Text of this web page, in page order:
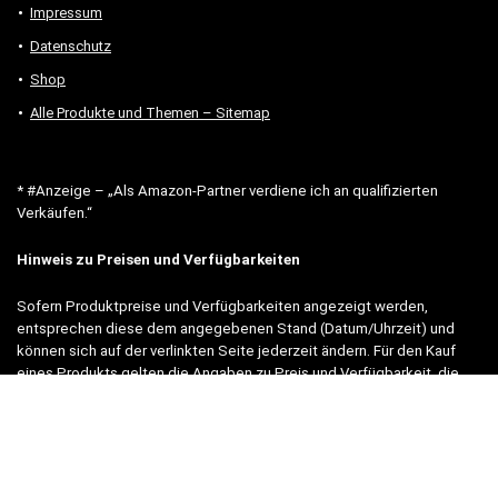
Impressum
Datenschutz
Shop
Alle Produkte und Themen – Sitemap
* #Anzeige – „Als Amazon-Partner verdiene ich an qualifizierten
Verkäufen.“
Hinweis zu Preisen und Verfügbarkeiten
Sofern Produktpreise und Verfügbarkeiten angezeigt werden,
entsprechen diese dem angegebenen Stand (Datum/Uhrzeit) und
können sich auf der verlinkten Seite jederzeit ändern. Für den Kauf
eines Produkts gelten die Angaben zu Preis und Verfügbarkeit, die